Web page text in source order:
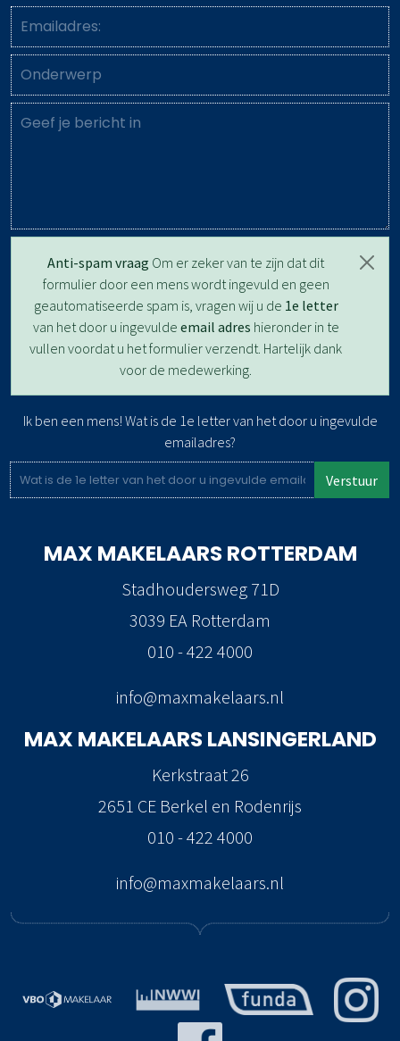
Anti-spam vraag Om er zeker van te zijn dat dit
formulier door een mens wordt ingevuld en geen
geautomatiseerde spam is, vragen wij u de 1e letter
van het door u ingevulde email adres hieronder in te
vullen voordat u het formulier verzendt. Hartelijk dank
voor de medewerking.
Ik ben een mens! Wat is de 1e letter van het door u ingevulde
emailadres?
Verstuur
MAX MAKELAARS ROTTERDAM
Stadhoudersweg 71D
3039 EA Rotterdam
010 - 422 4000
info@maxmakelaars.nl
MAX MAKELAARS LANSINGERLAND
Kerkstraat 26
2651 CE Berkel en Rodenrijs
010 - 422 4000
info@maxmakelaars.nl